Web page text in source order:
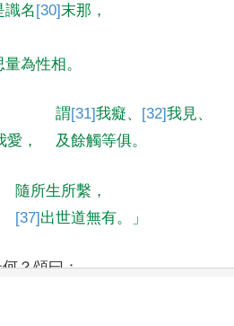
識名[30]末那 ，
量為性相。
謂[31]我癡、 [32]我見、
愛 ， 及餘觸等俱。
隨所生所繫 ，
[37]出世道無有。」
？頌曰：